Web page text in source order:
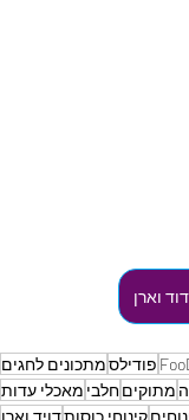
וארן
פודילסמתכונים לחגים
מתוקיםחלבי מאכלי עדות